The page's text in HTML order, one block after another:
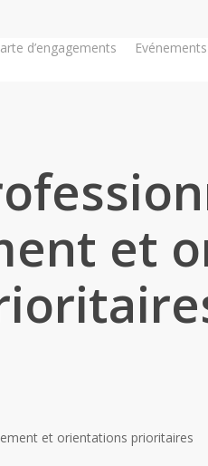
d’engagements Evénements
et
et orientations prioritaires